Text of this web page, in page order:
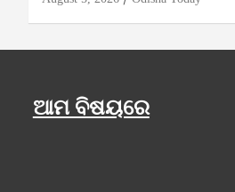
ଆମ ବିଷୟରେ